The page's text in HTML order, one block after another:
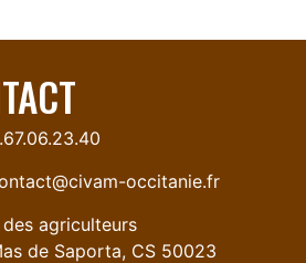
occitanie.fr
agriculteurs
de Saporta, CS 50023